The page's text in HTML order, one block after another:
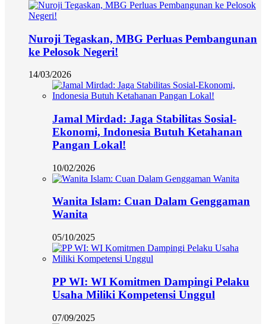
Nuroji Tegaskan, MBG Perluas Pembangunan
ke Pelosok Negeri!
14/03/2026
Jamal Mirdad: Jaga Stabilitas Sosial-
Ekonomi, Indonesia Butuh Ketahanan
Pangan Lokal!
10/02/2026
Wanita Islam: Cuan Dalam Genggaman
Wanita
05/10/2025
PP WI: WI Komitmen Dampingi Pelaku
Usaha Miliki Kompetensi Unggul
07/09/2025